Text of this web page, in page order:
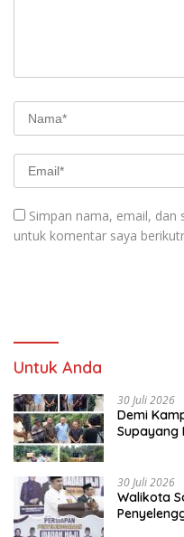
Simpan nama, email, dan
untuk komentar saya
Untuk Anda
30 Juli 2026
Demi
Supayang
30 Juli 2026
Walikota